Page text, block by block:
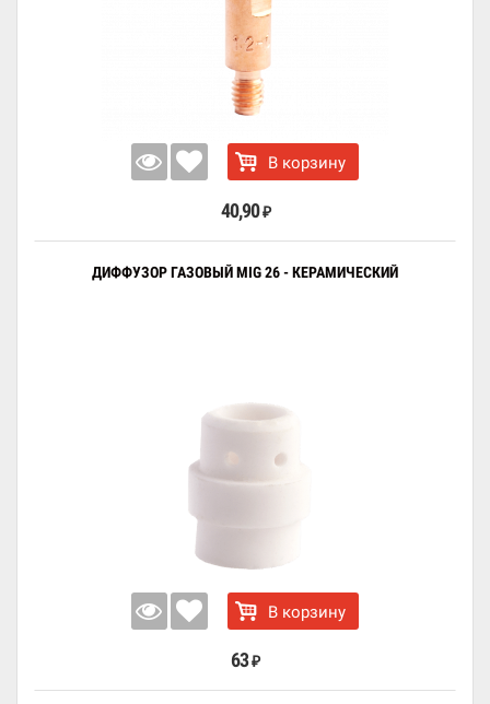
В корзину
40,90 ₽
ДИФФУЗОР ГАЗОВЫЙ MIG 26 - КЕРАМИЧЕСКИЙ
В корзину
63 ₽